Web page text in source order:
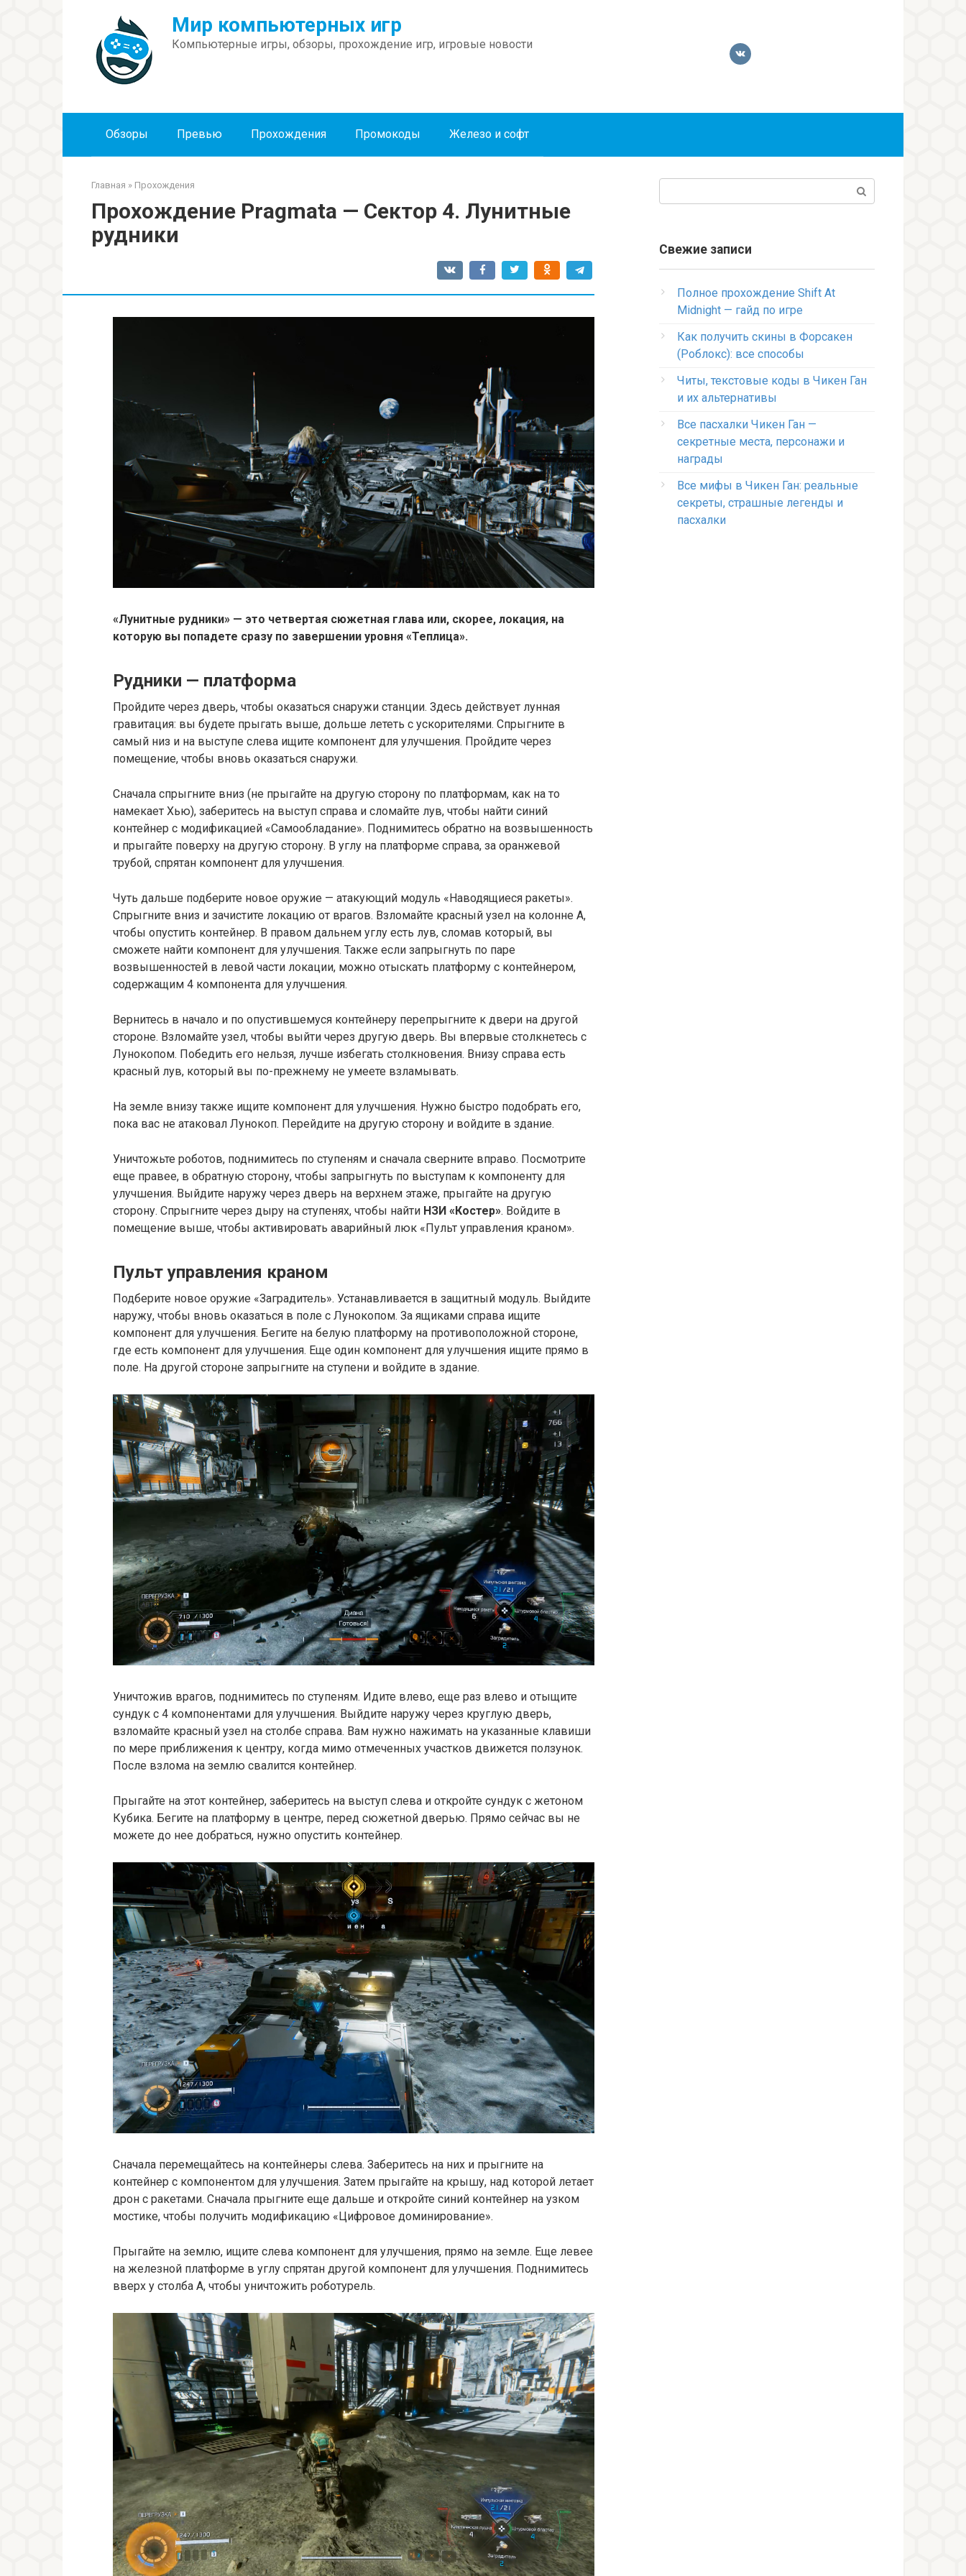
Мир компьютерных игр
Компьютерные игры, обзоры, прохождение игр, игровые новости
Обзоры Превью Прохождения Промокоды Железо и софт
Главная » Прохождения
Прохождение Pragmata — Сектор 4. Лунитные
рудники
«Лунитные рудники» — это четвертая сюжетная глава или, скорее, локация, на
которую вы попадете сразу по завершении уровня «Теплица».
Рудники — платформа
Пройдите через дверь, чтобы оказаться снаружи станции. Здесь действует лунная
гравитация: вы будете прыгать выше, дольше лететь с ускорителями. Спрыгните в
самый низ и на выступе слева ищите компонент для улучшения. Пройдите через
помещение, чтобы вновь оказаться снаружи.
Сначала спрыгните вниз (не прыгайте на другую сторону по платформам, как на то
намекает Хью), заберитесь на выступ справа и сломайте лув, чтобы найти синий
контейнер с модификацией «Самообладание». Поднимитесь обратно на возвышенность
и прыгайте поверху на другую сторону. В углу на платформе справа, за оранжевой
трубой, спрятан компонент для улучшения.
Чуть дальше подберите новое оружие — атакующий модуль «Наводящиеся ракеты».
Спрыгните вниз и зачистите локацию от врагов. Взломайте красный узел на колонне A,
чтобы опустить контейнер. В правом дальнем углу есть лув, сломав который, вы
сможете найти компонент для улучшения. Также если запрыгнуть по паре
возвышенностей в левой части локации, можно отыскать платформу с контейнером,
содержащим 4 компонента для улучшения.
Вернитесь в начало и по опустившемуся контейнеру перепрыгните к двери на другой
стороне. Взломайте узел, чтобы выйти через другую дверь. Вы впервые столкнетесь с
Лунокопом. Победить его нельзя, лучше избегать столкновения. Внизу справа есть
красный лув, который вы по-прежнему не умеете взламывать.
На земле внизу также ищите компонент для улучшения. Нужно быстро подобрать его,
пока вас не атаковал Лунокоп. Перейдите на другую сторону и войдите в здание.
Уничтожьте роботов, поднимитесь по ступеням и сначала сверните вправо. Посмотрите
еще правее, в обратную сторону, чтобы запрыгнуть по выступам к компоненту для
улучшения. Выйдите наружу через дверь на верхнем этаже, прыгайте на другую
сторону. Спрыгните через дыру на ступенях, чтобы найти НЗИ «Костер». Войдите в
помещение выше, чтобы активировать аварийный люк «Пульт управления краном».
Пульт управления краном
Подберите новое оружие «Заградитель». Устанавливается в защитный модуль. Выйдите
наружу, чтобы вновь оказаться в поле с Лунокопом. За ящиками справа ищите
компонент для улучшения. Бегите на белую платформу на противоположной стороне,
где есть компонент для улучшения. Еще один компонент для улучшения ищите прямо в
поле. На другой стороне запрыгните на ступени и войдите в здание.
Уничтожив врагов, поднимитесь по ступеням. Идите влево, еще раз влево и отыщите
сундук с 4 компонентами для улучшения. Выйдите наружу через круглую дверь,
взломайте красный узел на столбе справа. Вам нужно нажимать на указанные клавиши
по мере приближения к центру, когда мимо отмеченных участков движется ползунок.
После взлома на землю свалится контейнер.
Прыгайте на этот контейнер, заберитесь на выступ слева и откройте сундук с жетоном
Кубика. Бегите на платформу в центре, перед сюжетной дверью. Прямо сейчас вы не
можете до нее добраться, нужно опустить контейнер.
Сначала перемещайтесь на контейнеры слева. Заберитесь на них и прыгните на
контейнер с компонентом для улучшения. Затем прыгайте на крышу, над которой летает
дрон с ракетами. Сначала прыгните еще дальше и откройте синий контейнер на узком
мостике, чтобы получить модификацию «Цифровое доминирование».
Прыгайте на землю, ищите слева компонент для улучшения, прямо на земле. Еще левее
на железной платформе в углу спрятан другой компонент для улучшения. Поднимитесь
вверх у столба A, чтобы уничтожить роботурель.
Свежие записи
Полное прохождение Shift At
Midnight — гайд по игре
Как получить скины в Форсакен
(Роблокс): все способы
Читы, текстовые коды в Чикен Ган
и их альтернативы
Все пасхалки Чикен Ган —
секретные места, персонажи и
награды
Все мифы в Чикен Ган: реальные
секреты, страшные легенды и
пасхалки